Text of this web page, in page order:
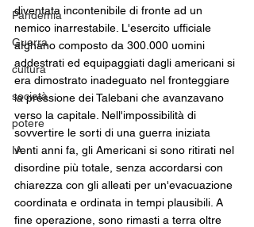
Pandemia
Guerra
cultura
società
potere
IA
diventata incontenibile di fronte ad un
nemico inarrestabile. L'esercito ufficiale
afghano composto da 300.000 uomini
addestrati ed equipaggiati dagli americani si
era dimostrato inadeguato nel fronteggiare
la pressione dei Talebani che avanzavano
verso la capitale. Nell'impossibilità di
sovvertire le sorti di una guerra iniziata
venti anni fa, gli Americani si sono ritirati nel
disordine più totale, senza accordarsi con
chiarezza con gli alleati per un'evacuazione
coordinata e ordinata in tempi plausibili. A
fine operazione, sono rimasti a terra oltre